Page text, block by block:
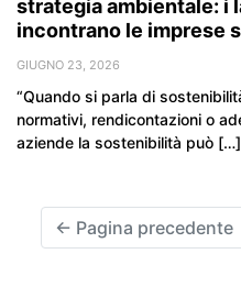
strategia ambientale: i
incontrano le imprese
GIUGNO 23, 2026
“Quando si parla di
normativi, rendicontazioni o
aziende la sostenibilità può […]
← Pagina precedente